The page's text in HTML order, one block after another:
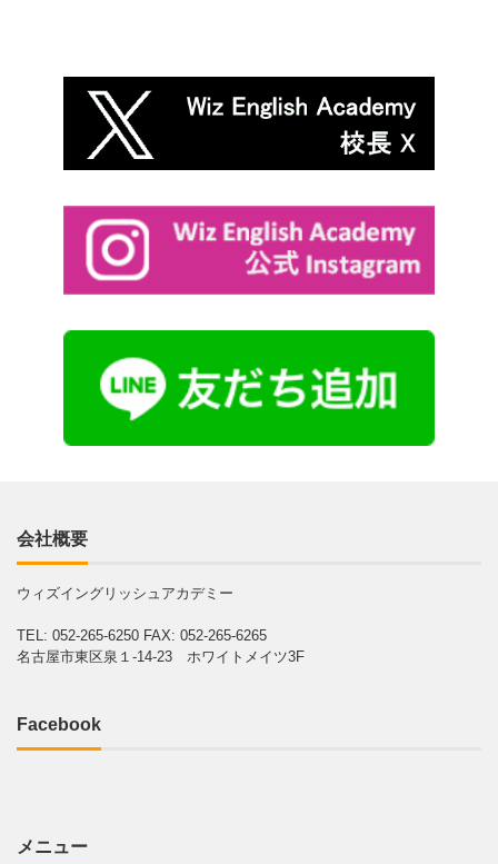
会社概要
ウィズイングリッシュアカデミー
TEL: 052-265-6250 FAX: 052-265-6265
名古屋市東区泉１-14-23 ホワイトメイツ3F
Facebook
メニュー